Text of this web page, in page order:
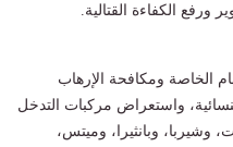
الكفاءة القتالية.
الخاصة ومكافحة الإرهاب
واستعراض مركبات التدخل
وشيربا، وبانثيرا، وميتس،